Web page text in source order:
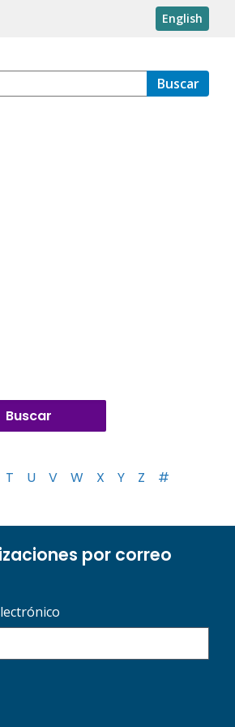
English
Buscar
T U V W X Y Z #
por correo